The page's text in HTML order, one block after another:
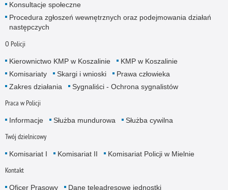
Konsultacje społeczne
Procedura zgłoszeń wewnętrznych oraz podejmowania działań
następczych
O Policji
Kierownictwo KMP w Koszalinie
KMP w Koszalinie
Komisariaty
Skargi i wnioski
Prawa człowieka
Zakres działania
Sygnaliści - Ochrona sygnalistów
Praca w Policji
Informacje Służba mundurowa Służba cywilna
Twój dzielnicowy
Komisariat I Komisariat II Komisariat Policji w Mielnie
Kontakt
Oficer Prasowy Dane teleadresowe jednostki